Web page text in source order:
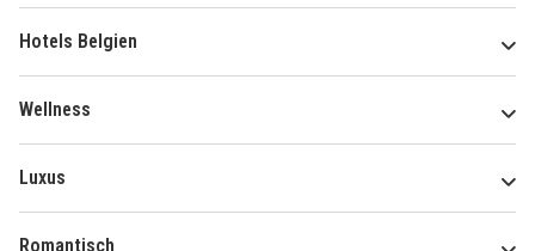
Hotels Belgien
Wellness
Luxus
Romantisch